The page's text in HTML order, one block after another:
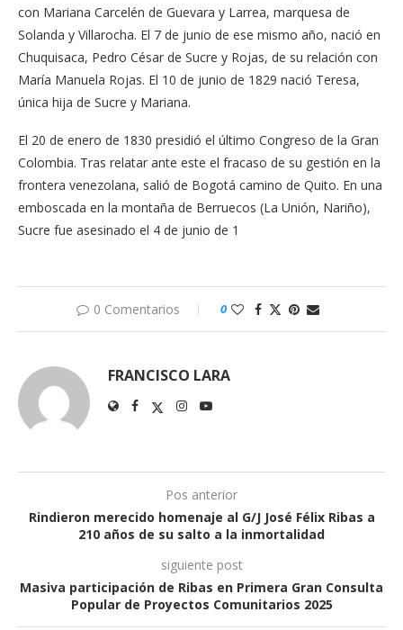
con Mariana Carcelén de Guevara y Larrea, marquesa de
Solanda y Villarocha. El 7 de junio de ese mismo año, nació en
Chuquisaca, Pedro César de Sucre y Rojas, de su relación con
María Manuela Rojas. El 10 de junio de 1829 nació Teresa,
única hija de Sucre y Mariana.
El 20 de enero de 1830 presidió el último Congreso de la Gran
Colombia. Tras relatar ante este el fracaso de su gestión en la
frontera venezolana, salió de Bogotá camino de Quito. En una
emboscada en la montaña de Berruecos (La Unión, Nariño),
Sucre fue asesinado el 4 de junio de 1
0 Comentarios 0
FRANCISCO LARA
Pos anterior
Rindieron merecido homenaje al G/J José Félix Ribas a
210 años de su salto a la inmortalidad
siguiente post
Masiva participación de Ribas en Primera Gran Consulta
Popular de Proyectos Comunitarios 2025